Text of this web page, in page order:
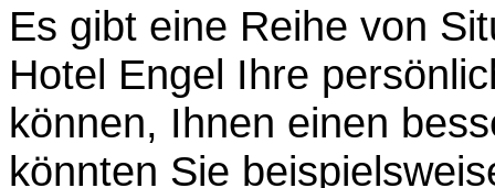
Es gibt eine Reihe von
Hotel Engel Ihre
können, Ihnen einen
könnten Sie